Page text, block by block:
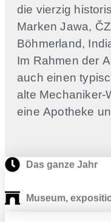
die vierzig
Marken Jawa,
Böhmerland,
Im Rahmen der
auch einen
alte Mechaniker-
eine Apotheke
Das ganze Jahr
Museum,